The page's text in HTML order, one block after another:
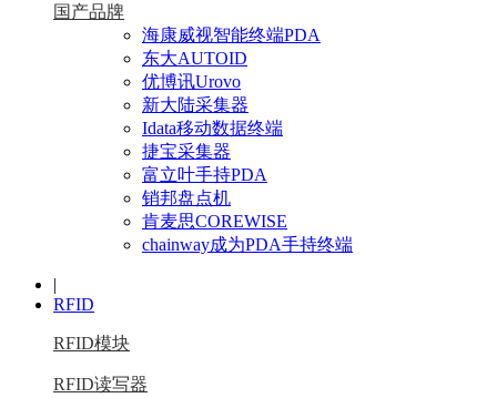
国产品牌
海康威视智能终端PDA
东大AUTOID
优博讯Urovo
新大陆采集器
Idata移动数据终端
捷宝采集器
富立叶手持PDA
销邦盘点机
肯麦思COREWISE
chainway成为PDA手持终端
|
RFID
RFID模块
RFID读写器